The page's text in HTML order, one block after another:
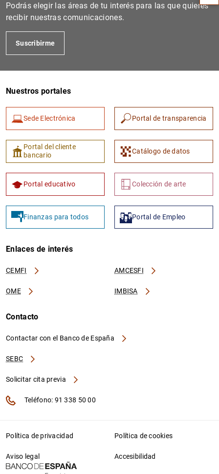
1 2
Podrás elegir las áreas de tu interés para las que quieres
recibir nuestras comunicaciones.
Suscribirme
Nuestros portales
Sede Electrónica Portal de transparencia
Portal del cliente
bancario
Catálogo de datos
Portal educativo Colección de arte
Finanzas para todos Portal de Empleo
Enlaces de interés
CEMFI AMCESFI
OME IMBISA
Contacto
Contactar con el Banco de España
SEBC
Solicitar cita previa
Teléfono: 91 338 50 00
Política de privacidad Política de cookies
Aviso legal Accesibilidad